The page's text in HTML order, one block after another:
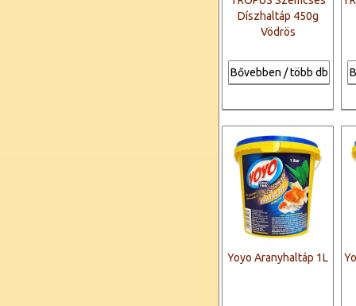
Díszhaltáp 450g
Vödrös
Bővebben / több db
Yoyo Aranyhaltáp 1L